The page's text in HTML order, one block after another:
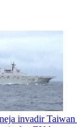
invadir Taiwan